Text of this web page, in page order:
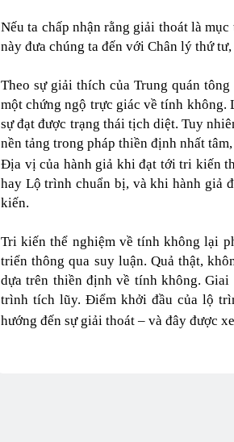
Nếu ta chấp nhận rằng giải thoát là
này đưa chúng ta đến với Chân lý thứ
Theo sự giải thích của Trung quán
một chứng ngộ trực giác về tính
sự đạt được trạng thái tịch diệt. Tuy
nền tảng trong pháp thiền định nhất
Địa vị của hành giả khi đạt tới tri kiến
hay Lộ trình chuẩn bị, và khi hành giả
kiến.
Tri kiến thể nghiệm về tính không lại
triển thông qua suy luận. Quả thật,
dựa trên thiền định về tính không.
trình tích lũy. Điểm khởi đầu của lộ
hướng đến sự giải thoát – và đây được